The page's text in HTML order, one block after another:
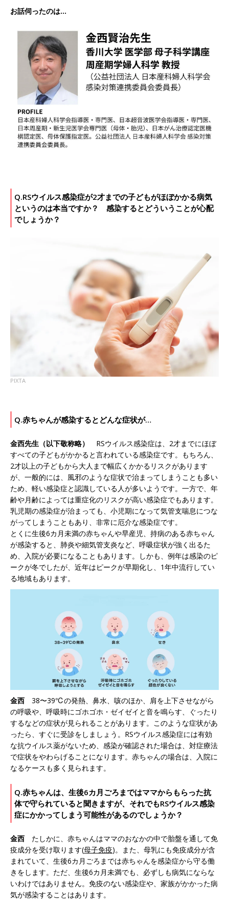
お話伺ったのは…
Q.RSウイルス感染症が2才までの子どもがほぼかかる病気
というのは本当ですか？ 感染するとどういうことが心配
でしょうか？
PIXTA
Q.赤ちゃんが感染するとどんな症状が…
金西先生（以下敬称略）
RSウイルス感染症は、2才までにほぼ
すべての子どもがかかると言われている感染症です。もちろん、
2才以上の子どもから大人まで幅広くかかるリスクがあります
が、一般的には、風邪のような症状で治まってしまうことも多い
ため、軽い感染症と認識している人が多いようです。一方で、年
齢や月齢によっては重症化のリスクが高い感染症でもあります。
乳児期の感染症が治まっても、小児期になって気管支喘息につな
がってしまうこともあり、非常に厄介な感染症です。
とくに生後6カ月未満の赤ちゃんや早産児、持病のある赤ちゃん
が感染すると、肺炎や細気管支炎など、呼吸症状が強く出るた
め、入院が必要になることもあります。しかも、例年は感染のピ
ークが冬でしたが、近年はピークが早期化し、1年中流行してい
る地域もあります。
金西 38〜39℃の発熱、鼻水、咳のほか、肩を上下させながら
の呼吸や、呼吸時にゴホゴホ・ゼイゼイと音を鳴らす、ぐったり
するなどの症状が見られることがあります。このような症状があ
ったら、すぐに受診をしましょう。RSウイルス感染症には有効
な抗ウイルス薬がないため、感染が確認された場合は、対症療法
で症状をやわらげることになります。赤ちゃんの場合は、入院に
なるケースも多く見られます。
Q.赤ちゃんは、生後6カ月ごろまではママからもらった抗
体で守られていると聞きますが、それでもRSウイルス感染
症にかかってしまう可能性があるのでしょうか？
金西 たしかに、赤ちゃんはママのおなかの中で胎盤を通して免
疫成分を受け取ります(母子免疫)。また、母乳にも免疫成分が含
まれていて、生後6カ月ごろまでは赤ちゃんを感染症から守る働
きをします。ただ、生後6カ月未満でも、必ずしも病気にならな
いわけではありません。免疫のない感染症や、家族がかかった病
気が感染することはあります。